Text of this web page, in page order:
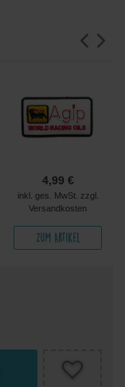
4,99 €
inkl. ges. MwSt. zzgl.
Versandkosten
Zum Artikel